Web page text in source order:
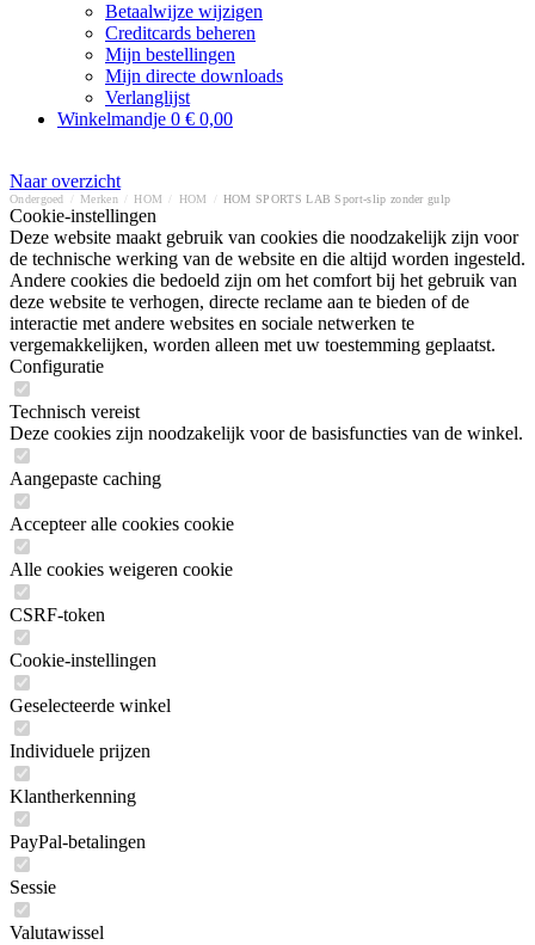
Betaalwijze wijzigen
Creditcards beheren
Mijn bestellingen
Mijn directe downloads
Verlanglijst
Winkelmandje 0 € 0,00
Naar overzicht
Ondergoed Merken HOM HOM HOM SPORTS LAB Sport-slip zonder gulp
Cookie-instellingen
Deze website maakt gebruik van cookies die noodzakelijk zijn voor
de technische werking van de website en die altijd worden ingesteld.
Andere cookies die bedoeld zijn om het comfort bij het gebruik van
deze website te verhogen, directe reclame aan te bieden of de
interactie met andere websites en sociale netwerken te
vergemakkelijken, worden alleen met uw toestemming geplaatst.
Configuratie
Technisch vereist
Deze cookies zijn noodzakelijk voor de basisfuncties van de winkel.
Aangepaste caching
Accepteer alle cookies cookie
Alle cookies weigeren cookie
CSRF-token
Cookie-instellingen
Geselecteerde winkel
Individuele prijzen
Klantherkenning
PayPal-betalingen
Sessie
Valutawissel